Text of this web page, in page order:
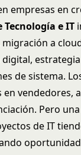
empresas en
Tecnología e IT
a
estrategia
de sistema.
en vendedores,
Pero
de IT